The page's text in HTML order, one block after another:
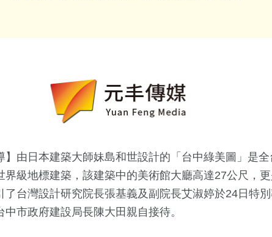
】由日本建築大師妹島和世設計的「台中綠美圖」是
界級地標建築，該建築中的美術館大廳高達27公尺，
了台灣設計研究院長張基義及副院長艾淑婷於24日特
市政府建設局長陳大田親自接待。